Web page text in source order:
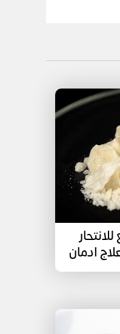
لعلاج ادمان